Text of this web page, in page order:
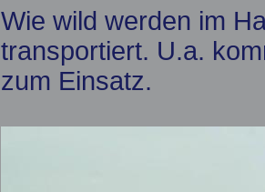
Wie wild werden im
transportiert. U.a.
zum Einsatz.